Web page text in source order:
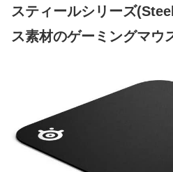
スティールシリーズ
ス素材のゲーミングマウ